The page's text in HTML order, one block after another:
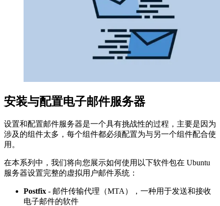
安装与配置电子邮件服务器
设置和配置邮件服务器是一个具有挑战性的过程，主要是因为
涉及的组件太多，每个组件都必须配置为与另一个组件配合使
用。
在本系列中，我们将向您展示如何使用以下软件包在 Ubuntu
服务器设置完整的虚拟用户邮件系统：
Postfix - 邮件传输代理（MTA），一种用于发送和接收
电子邮件的软件